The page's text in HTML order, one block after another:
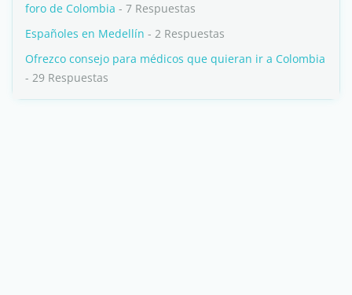
foro de Colombia - 7 Respuestas
Españoles en Medellín - 2 Respuestas
Ofrezco consejo para médicos que quieran ir a Colombia
- 29 Respuestas